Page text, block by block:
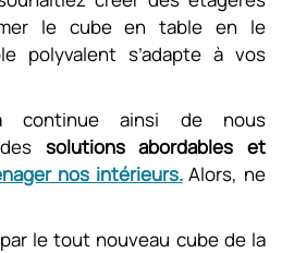
le cube en table en le
polyvalent s’adapte à vos
continue ainsi de nous
solutions abordables et
nos intérieurs.Alors, ne
le tout nouveau cube de la